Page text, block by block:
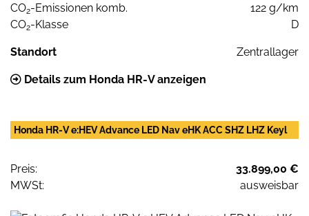
CO2-Emissionen komb.
122 g/km
CO2-Klasse D
Standort Zentrallager
Details zum Honda HR-V anzeigen
Honda HR-V e:HEV Advance LED Nav eHK ACC SHZ LHZ Keyl
Preis:
33.899,00 €
MWSt:
ausweisbar